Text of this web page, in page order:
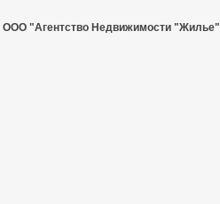
ООО "Агентство Недвижимости "Жилье"